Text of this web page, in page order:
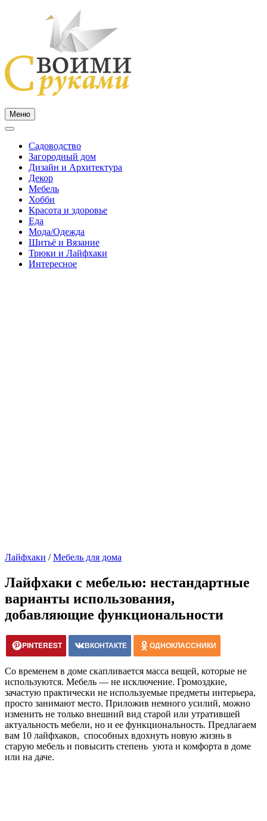
Меню
Садоводство
Загородный дом
Дизайн и Архитектура
Декор
Мебель
Хобби
Красота и здоровье
Еда
Мода/Одежда
Шитьё и Вязание
Трюки и Лайфхаки
Интересное
Лайфхаки /Мебель для дома
Лайфхаки с мебелью: нестандартные
варианты использования,
добавляющие функциональности
PINTEREST ВКОНТАКТЕ ОДНОКЛАССНИКИ
Со временем в доме скапливается масса вещей, которые не
используются. Мебель — не исключение. Громоздкие,
зачастую практически не используемые предметы интерьера,
просто занимают место. Приложив немного усилий, можно
изменить не только внешний вид старой или утратившей
актуальность мебели, но и ее функциональность. Предлагаем
вам 10 лайфхаков, способных вдохнуть новую жизнь в
старую мебель и повысить степень уюта и комфорта в доме
или на даче.